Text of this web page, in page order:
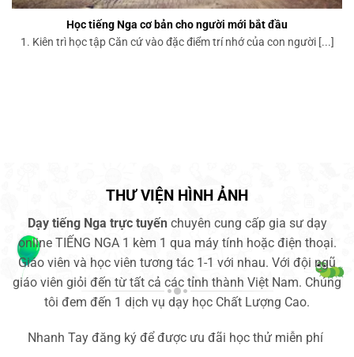
Học tiếng Nga cơ bản cho người mới bắt đầu
1. Kiên trì học tập Căn cứ vào đặc điểm trí nhớ của con người [...]
THƯ VIỆN HÌNH ẢNH
Dạy tiếng Nga trực tuyến chuyên cung cấp gia sư dạy
online TIẾNG NGA 1 kèm 1 qua máy tính hoặc điện thoại.
Giáo viên và học viên tương tác 1-1 với nhau. Với đội ngũ
giáo viên giỏi đến từ tất cả các tỉnh thành Việt Nam. Chúng
tôi đem đến 1 dịch vụ dạy học Chất Lượng Cao.
Nhanh Tay đăng ký để được ưu đãi học thử miễn phí